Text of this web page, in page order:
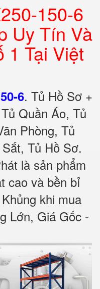
150-6
Uy Tín Và
1 Tại Việt
6. Tủ Hồ Sơ +
Quần Áo, Tủ
Phòng, Tủ
Tủ Hồ Sơ.
là sản phẩm
cao và bền bỉ
khi mua
Lớn, Giá Gốc -